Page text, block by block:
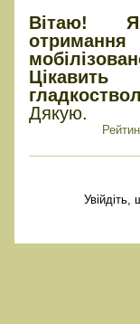
Вітаю!
Дякую.
Увійдіть,